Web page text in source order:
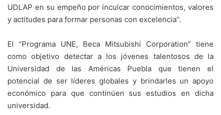
UDLAP en su empeño por inculcar conocimientos, valores
y actitudes para formar personas con excelencia”.
El “Programa UNE, Beca Mitsubishi Corporation” tiene
como objetivo detectar a los jóvenes talentosos de la
Universidad de las Américas Puebla que tienen el
potencial de ser líderes globales y brindarles un apoyo
económico para que continúen sus estudios en dicha
universidad.